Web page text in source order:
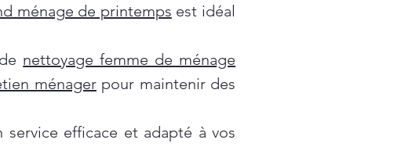
ménage de printemps est idéal
nettoyage femme de ménage
ménagerpour maintenir des
efficace et adapté à vos